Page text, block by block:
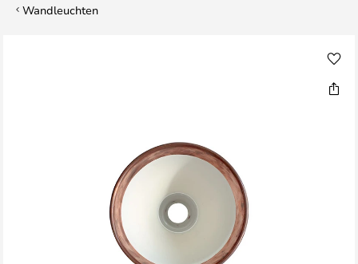
Wandleuchten